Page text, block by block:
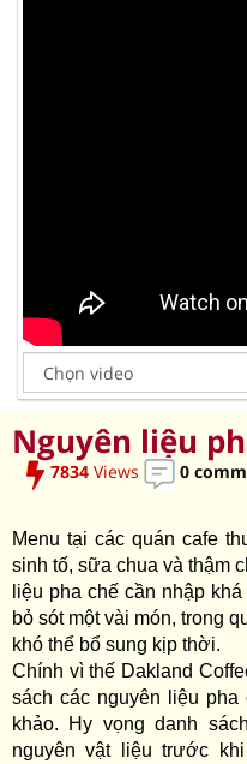
Nguyên liệu
7834 Views 0
Menu tại các quán cafe
sinh tố, sữa chua và thậm
liệu pha chế cần nhập
bỏ sót một vài món, trong
khó thể bổ sung kịp thời.
Chính vì thế Dakland
sách các nguyên liệu
khảo. Hy vọng danh
nguyên vật liệu trước